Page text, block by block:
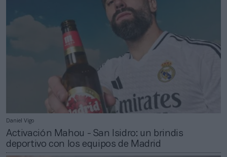
Daniel Vigo
Activación Mahou - San Isidro: un brindis
deportivo con los equipos de Madrid